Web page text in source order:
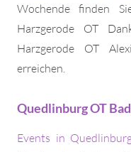
Wochende finden
Harzgerode OT
Harzgerode OT
erreichen.
Quedlinburg OT
Events in